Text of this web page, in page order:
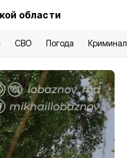
области
СВО Погода Криминал